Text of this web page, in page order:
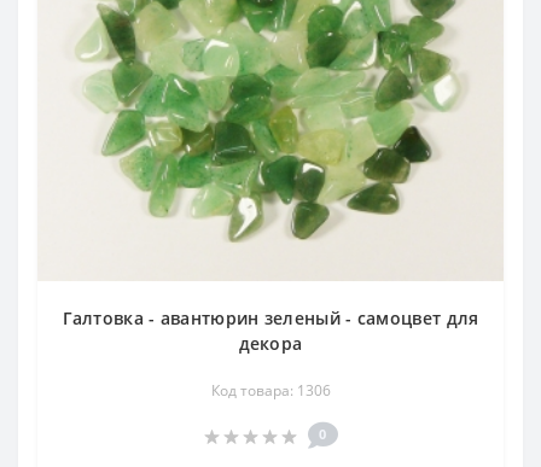
Галтовка - авантюрин зеленый - самоцвет для
декора
Код товара: 1306
0